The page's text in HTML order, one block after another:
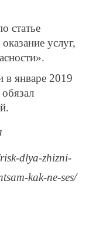
статье
услуг,
в январе 2019
dlya-zhizni-
kak-ne-ses/